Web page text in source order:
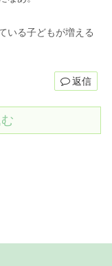
いる子どもが増える
返信